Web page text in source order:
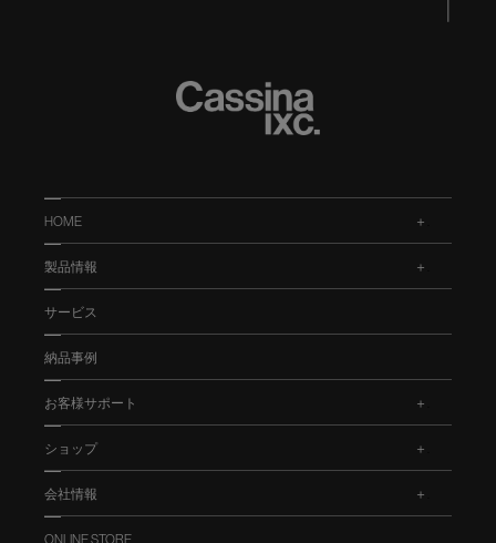
HOME
製品情報
サービス
納品事例
お客様サポート
ショップ
会社情報
ONLINE STORE